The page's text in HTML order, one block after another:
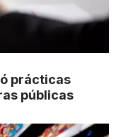
prácticas
públicas